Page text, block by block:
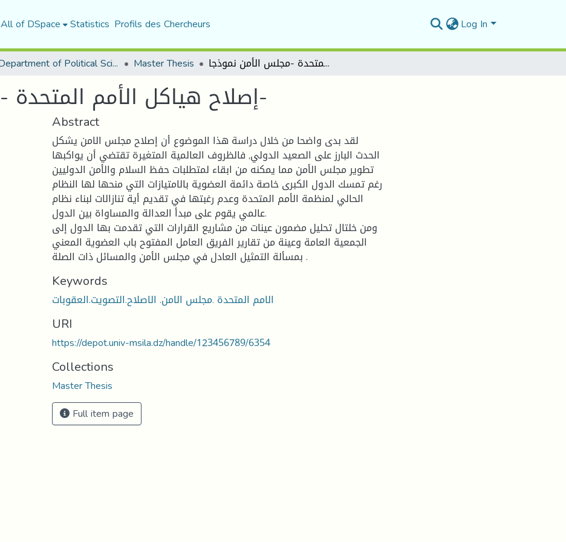
All of DSpace Statistics Profils des Chercheurs Log In
Department of Political Sciences Master Thesis إصلاح هياكل الأمم المتحدة -مجلس الأمن نموذجا-
إصلاح هياكل الأمم المتحدة -مجلس الأمن نموذجا-
Abstract
لقد بدى واضحا من خلال دراسة هذا الموضوع أن إصلاح مجلس الامن يشكل
الحدث البارز على الصعيد الدولي, فالظروف العالمية المتغيرة تقتضي أن يواكبها
تطوير مجلس الأمن مما يمكنه من ابقاء لمتطلبات حفظ السلام والأمن الدوليين
رغم تمسك الدول الكبرى خاصة دائمة العضوية بالامتيازات التي منحها لها النظام
الحالي لمنظمة الأمم المتحدة وعدم رغبتها في تقديم أية تنازالات لبناء نظام
عالمي يقوم على مبدأ العدالة والمساواة بين الدول.
ومن خلتال تحليل مضمون عينات من مشاريع القرارات التي تقدمت بها الدول إلى
الجمعية العامة وعينة من تقارير الفريق العامل المفتوح باب العضوية المعني
بمسألة التمثيل العادل في مجلس الأمن والمسائل ذات الصلة .
Keywords
الامم المتحدة .مجلس الامن. الاصلاح.التصويت.العقوبات
URI
https://depot.univ-msila.dz/handle/123456789/6354
Collections
Master Thesis
Full item page